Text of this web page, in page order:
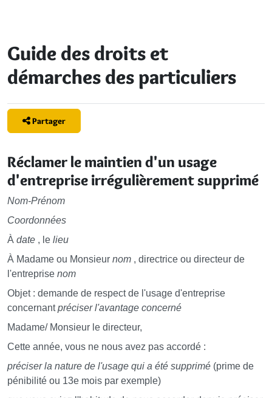
Guide des droits et
démarches des particuliers
Partager
Réclamer le maintien d'un usage
d'entreprise irrégulièrement supprimé
Nom-Prénom
Coordonnées
À date , le lieu
À Madame ou Monsieur nom , directrice ou directeur de
l'entreprise nom
Objet : demande de respect de l'usage d'entreprise
concernant préciser l'avantage concerné
Madame/ Monsieur le directeur,
Cette année, vous ne nous avez pas accordé :
préciser la nature de l'usage qui a été supprimé (prime de
pénibilité ou 13e mois par exemple)